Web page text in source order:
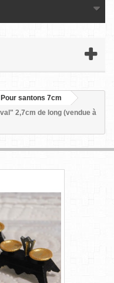
Pour santons 7cm
2,7cm de long (vendue à